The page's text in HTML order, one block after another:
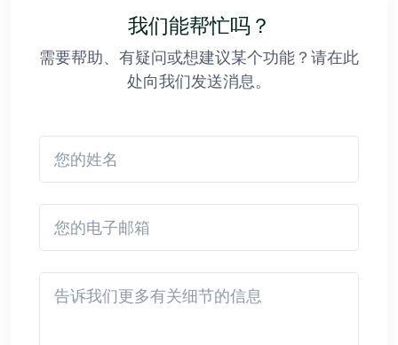
我们能帮忙吗？
需要帮助、有疑问或想建议某个功能？请在此
处向我们发送消息。